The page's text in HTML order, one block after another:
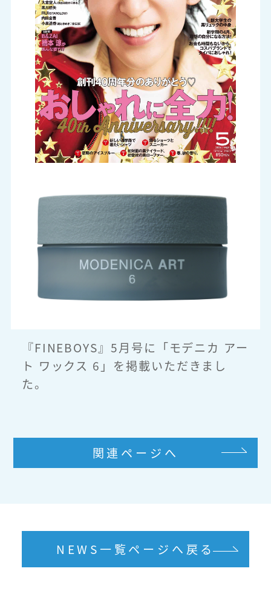
『FINEBOYS』5月号に「モデニカ アー
ト ワックス 6」を掲載いただきまし
た。
関連ページへ
NEWS一覧ページへ戻る